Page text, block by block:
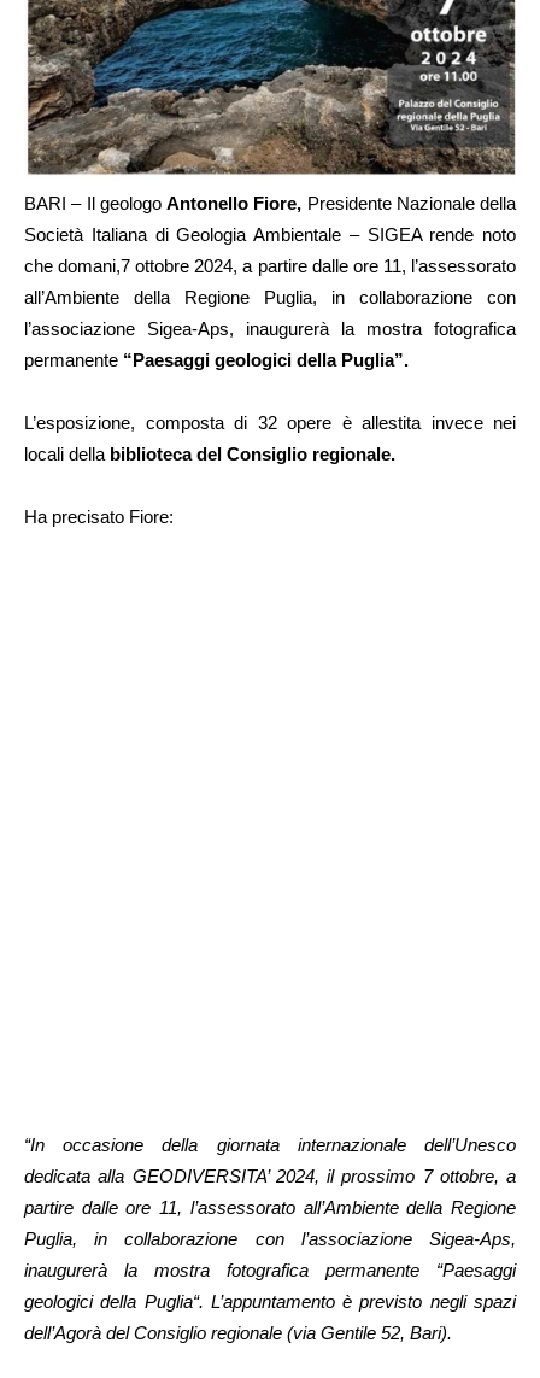
BARI – Il geologo Antonello Fiore, Presidente Nazionale della
Società Italiana di Geologia Ambientale – SIGEA rende noto
che domani,7 ottobre 2024, a partire dalle ore 11, l’assessorato
all’Ambiente della Regione Puglia, in collaborazione con
l’associazione Sigea-Aps, inaugurerà la mostra fotografica
permanente “Paesaggi geologici della Puglia”.
L’esposizione, composta di 32 opere è allestita invece nei
locali della biblioteca del Consiglio regionale.
Ha precisato Fiore:
“In occasione della giornata internazionale dell’Unesco
dedicata alla GEODIVERSITA’ 2024, il prossimo 7 ottobre, a
partire dalle ore 11, l’assessorato all’Ambiente della Regione
Puglia, in collaborazione con l’associazione Sigea-Aps,
inaugurerà la mostra fotografica permanente “Paesaggi
geologici della Puglia“. L’appuntamento è previsto negli spazi
dell’Agorà del Consiglio regionale (via Gentile 52, Bari).